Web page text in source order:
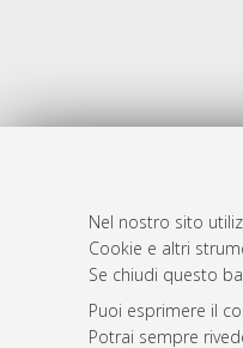
Nel nostro sito
Cookie e altri
Se chiudi questo
Puoi esprimere il
Potrai sempre
Atom
Rss 1.0